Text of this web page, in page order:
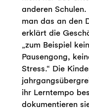
anderen
man das an den
erklärt die
„zum Beispiel
Pausengong,
Stress.“ Die
ihr Lerntempo
dokumentieren